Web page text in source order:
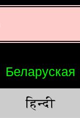
Беларуская
हिन्दी